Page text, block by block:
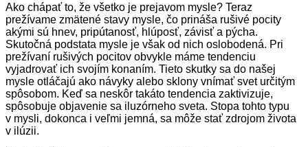
Ako chápať to, že všetko je prejavom mysle? Teraz
prežívame zmätené stavy mysle, čo prináša rušivé pocity
akými sú hnev, pripútanosť, hlúposť, závisť a pýcha.
Skutočná podstata mysle je však od nich oslobodená. Pri
prežívaní rušivých pocitov obvykle máme tendenciu
vyjadrovať ich svojím konaním. Tieto skutky sa do našej
mysle otláčajú ako návyky alebo sklony vnímať svet určitým
spôsobom. Keď sa neskôr takáto tendencia zaktivizuje,
spôsobuje objavenie sa iluzórneho sveta. Stopa tohto typu
v mysli, dokonca i veľmi jemná, sa môže stať zdrojom života
v ilúzii.